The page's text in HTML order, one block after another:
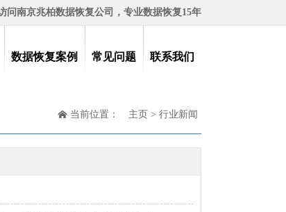
问南京兆柏数据恢复公司，专业数据恢复15年
数据恢复案例 常见问题 联系我们
当前位置： 主页 > 行业新闻